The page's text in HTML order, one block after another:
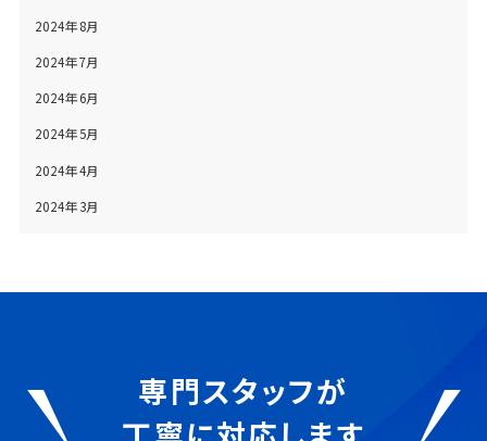
2024年8月
2024年7月
2024年6月
2024年5月
2024年4月
2024年3月
専門スタッフが